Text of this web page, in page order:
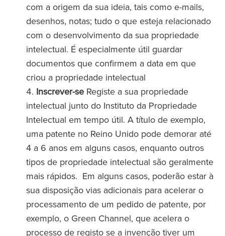
com a origem da sua ideia, tais como e-mails,
desenhos, notas; tudo o que esteja relacionado
com o desenvolvimento da sua propriedade
intelectual. É especialmente útil guardar
documentos que confirmem a data em que
criou a propriedade intelectual
Inscrever-se Registe a sua propriedade
intelectual junto do Instituto da Propriedade
Intelectual em tempo útil. A título de exemplo,
uma patente no Reino Unido pode demorar até
4 a 6 anos em alguns casos, enquanto outros
tipos de propriedade intelectual são geralmente
mais rápidos. Em alguns casos, poderão estar à
sua disposição vias adicionais para acelerar o
processamento de um pedido de patente, por
exemplo, o Green Channel, que acelera o
processo de registo se a invenção tiver um